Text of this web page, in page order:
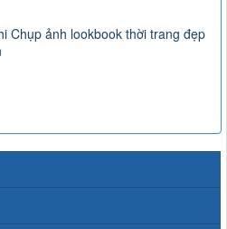
Chụp ảnh lookbook thời trang đẹp